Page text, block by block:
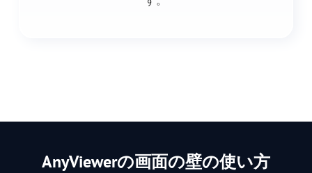
AnyViewerの画面の壁の使い方